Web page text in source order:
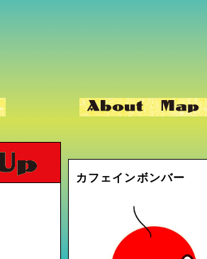
カフェインボンバー